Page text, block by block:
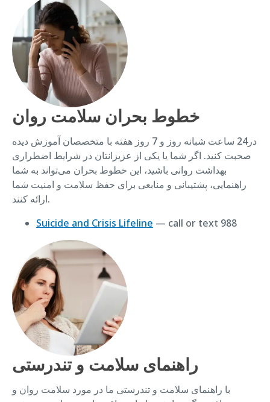
خطوط بحران سلامت روان
در24 ساعت شبانه روز و 7 روز هفته با متخصصان آموزش دیده
صحبت کنید. اگر شما یا یکی از عزیزانتان در شرایط اضطراری
بهداشت روانی باشید، این خطوط بحران می‌تواند به شما
راهنمایی، پشتیبانی و منابعی برای حفظ سلامت و امنیت شما
ارائه کنند.
Suicide and Crisis Lifeline — call or text 988
راهنمای سلامت و تندرستی
با راهنمای سلامت و تندرستی ما در مورد سلامت روان و